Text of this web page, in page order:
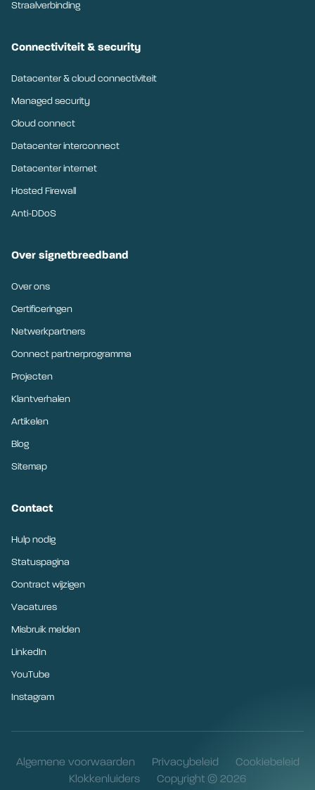
Straalverbinding
Connectiviteit & security
Datacenter & cloud connectiviteit
Managed security
Cloud connect
Datacenter interconnect
Datacenter internet
Hosted Firewall
Anti-DDoS
Over signetbreedband
Over ons
Certificeringen
Netwerkpartners
Connect partnerprogramma
Projecten
Klantverhalen
Artikelen
Blog
Sitemap
Contact
Hulp nodig
Statuspagina
Contract wijzigen
Vacatures
Misbruik melden
LinkedIn
YouTube
Instagram
Algemene voorwaarden Privacybeleid
Cookiebeleid
Klokkenluiders
Copyright © 2026